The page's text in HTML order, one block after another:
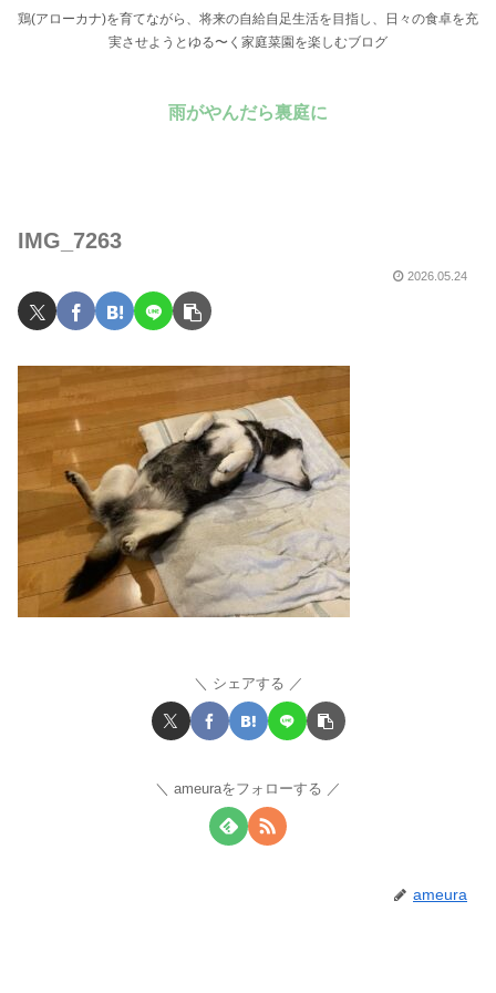
鶏(アローカナ)を育てながら、将来の自給自足生活を目指し、日々の食卓を充
実させようとゆる〜く家庭菜園を楽しむブログ
雨がやんだら裏庭に
IMG_7263
2026.05.24
シェアする
ameuraをフォローする
ameura